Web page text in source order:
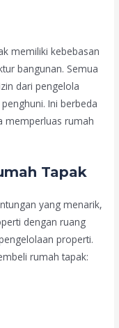
memiliki kebebasan
bangunan. Semua
dari pengelola
Ini berbeda
memperluas rumah
Tapak
yang menarik,
dengan ruang
properti.
rumah tapak: